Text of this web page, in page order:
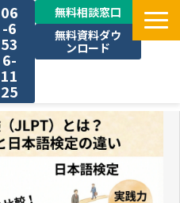
06
-6
53
6-
11
25
無料相談窓口
無料資料ダウ
ンロード